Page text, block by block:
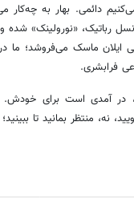
دائمی. بهار به چه‌کار
رباتیک، «نورولینک» شده
ماسک می‌فروشد؛ ما
فرابشری.
آمدی است برای خودش.
نه، منتظر بمانید تا